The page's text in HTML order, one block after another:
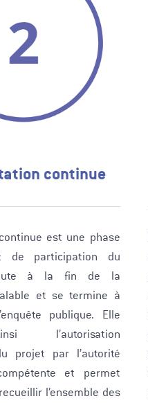
continue
est une phase
de participation du
à la fin de la
et se termine à
publique. Elle
l’autorisation
projet par l’autorité
et permet
l’ensemble des